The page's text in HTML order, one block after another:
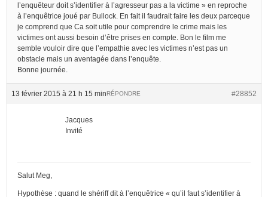
l’enquêteur doit s’identifier à l’agresseur pas a la victime » en reproche
à l’enquêtrice joué par Bullock. En fait il faudrait faire les deux parceque
je comprend que Ca soit utile pour comprendre le crime mais les
victimes ont aussi besoin d’être prises en compte. Bon le film me
semble vouloir dire que l’empathie avec les victimes n’est pas un
obstacle mais un aventagée dans l’enquête.
Bonne journée.
13 février 2015 à 21 h 15 min #28852
RÉPONDRE
Jacques
Invité
Salut Meg,
Hypothèse : quand le shériff dit à l’enquêtrice « qu’il faut s’identifier à